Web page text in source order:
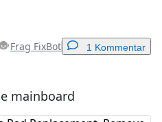
Frag FixBot 1 Kommentar
hinzufügen
mainboard